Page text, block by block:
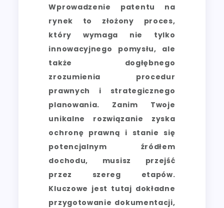
Wprowadzenie patentu na
rynek to złożony proces,
który wymaga nie tylko
innowacyjnego pomysłu, ale
także dogłębnego
zrozumienia procedur
prawnych i strategicznego
planowania. Zanim Twoje
unikalne rozwiązanie zyska
ochronę prawną i stanie się
potencjalnym źródłem
dochodu, musisz przejść
przez szereg etapów.
Kluczowe jest tutaj dokładne
przygotowanie dokumentacji,